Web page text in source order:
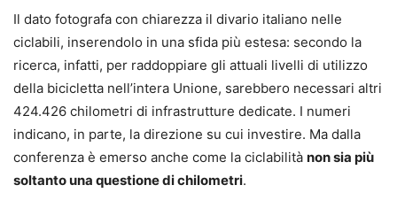
Il dato fotografa con chiarezza il divario italiano nelle
ciclabili, inserendolo in una sfida più estesa: secondo la
ricerca, infatti, per raddoppiare gli attuali livelli di utilizzo
della bicicletta nell’intera Unione, sarebbero necessari altri
424.426 chilometri di infrastrutture dedicate. I numeri
indicano, in parte, la direzione su cui investire. Ma dalla
conferenza è emerso anche come la ciclabilità non sia più
soltanto una questione di chilometri.